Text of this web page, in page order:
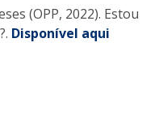
(OPP, 2022). Estou
Disponível aqui